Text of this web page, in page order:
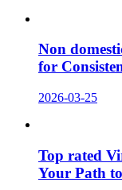
Non
for
2026-03-25
Top rated
Your Path